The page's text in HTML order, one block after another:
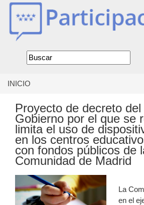
Jump
Formulario
de
encuentra
usted
aquí
INICIO
Proyecto de decreto
Gobierno por el que se
limita el uso de
en los centros
con fondos públicos de
Comunidad de Madrid
La
en el